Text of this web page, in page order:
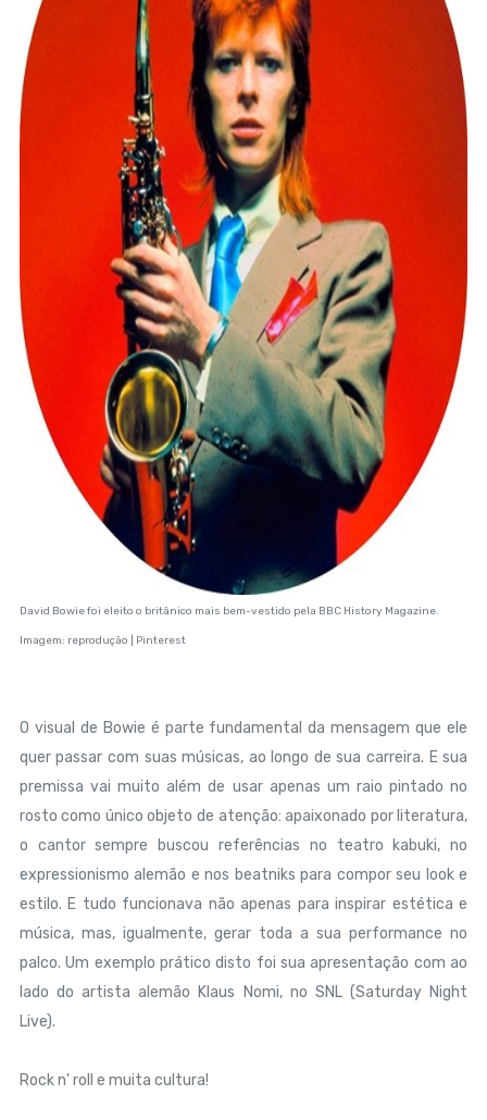
David Bowie foi eleito o britânico mais bem-vestido pela BBC History Magazine.
Imagem: reprodução | Pinterest
O visual de Bowie é parte fundamental da mensagem que ele
quer passar com suas músicas, ao longo de sua carreira. E sua
premissa vai muito além de usar apenas um raio pintado no
rosto como único objeto de atenção: apaixonado por literatura,
o cantor sempre buscou referências no teatro kabuki, no
expressionismo alemão e nos beatniks para compor seu look e
estilo. E tudo funcionava não apenas para inspirar estética e
música, mas, igualmente, gerar toda a sua performance no
palco. Um exemplo prático disto foi sua apresentação com ao
lado do artista alemão Klaus Nomi, no SNL (Saturday Night
Live).
Rock n' roll e muita cultura!